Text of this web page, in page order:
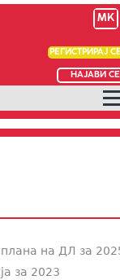
MK
РЕГИСТРИРАЈ
НАЈАВИ СЕ
на ДЛ за
за 2023